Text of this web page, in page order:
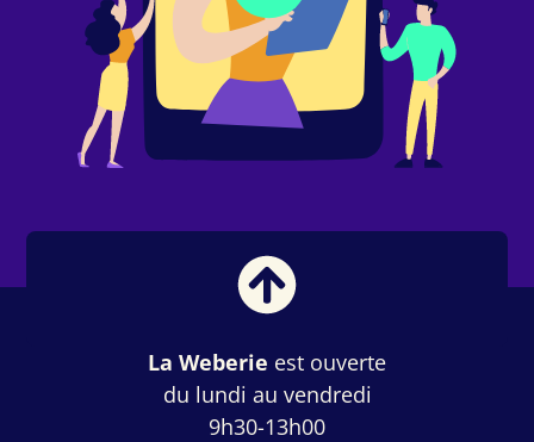
La Weberie est ouverte
du lundi au vendredi
9h30-13h00